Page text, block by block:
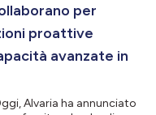
le capacità della
per
proattive
avanzate in
Alvaria ha annunciato